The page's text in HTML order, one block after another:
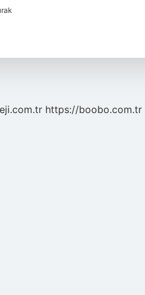
https://boobo.com.tr